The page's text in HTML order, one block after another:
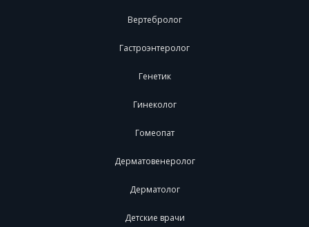
Вертебролог
Гастроэнтеролог
Генетик
Гинеколог
Гомеопат
Дерматовенеролог
Дерматолог
Детские врачи